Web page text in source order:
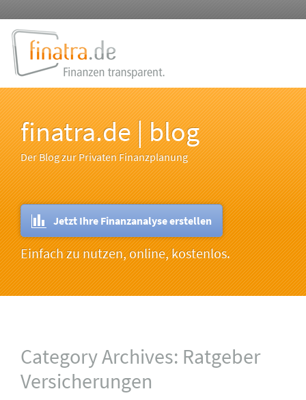
finatra.de | blog
Der Blog zur Privaten Finanzplanung
Jetzt Ihre Finanzanalyse erstellen
Einfach zu nutzen, online, kostenlos.
Category Archives: Ratgeber
Versicherungen